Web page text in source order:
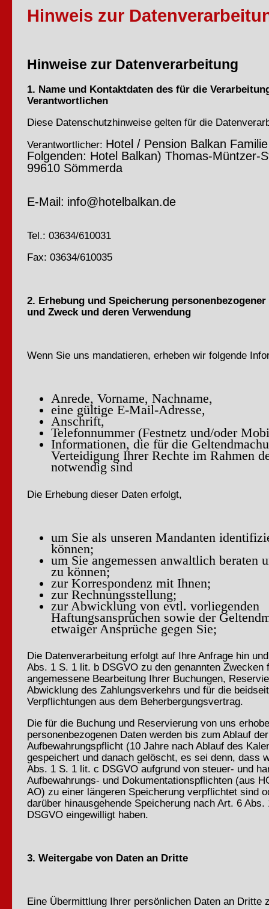
Hinweis zur
Hinweise zur Datenverarbeitung
1. Name und Kontaktdaten des für die
Verantwortlichen
Diese Datenschutzhinweise gelten für die
Verantwortlicher: Hotel / Pension Balkan
Folgenden: Hotel Balkan) Thomas-Müntzer-
99610 Sömmerda
E-Mail: info@hotelbalkan.de
Tel.: 03634/610031
Fax: 03634/610035
2. Erhebung und Speicherung
und Zweck und deren Verwendung
Wenn Sie uns mandatieren, erheben wir folgende
Anrede, Vorname, Nachname,
eine gültige E-Mail-Adresse,
Anschrift,
Telefonnummer (Festnetz und/oder
Informationen, die für die
Verteidigung Ihrer Rechte im Rahmen
notwendig sind
Die Erhebung dieser Daten erfolgt,
um Sie als unseren Mandanten
können;
um Sie angemessen anwaltlich beraten
zu können;
zur Korrespondenz mit Ihnen;
zur Rechnungsstellung;
zur Abwicklung von evtl. vorliegenden
Haftungsansprüchen sowie der
etwaiger Ansprüche gegen Sie;
Die Datenverarbeitung erfolgt auf Ihre Anfrage hin
Abs. 1 S. 1 lit. b DSGVO zu den genannten Zwecken
angemessene Bearbeitung Ihrer Buchungen,
Abwicklung des Zahlungsverkehrs und für die
Verpflichtungen aus dem Beherbergungsvertrag.
Die für die Buchung und Reservierung von uns
personenbezogenen Daten werden bis zum Ablauf
Aufbewahrungspflicht (10 Jahre nach Ablauf des
gespeichert und danach gelöscht, es sei denn, dass
Abs. 1 S. 1 lit. c DSGVO aufgrund von steuer- und
Aufbewahrungs- und Dokumentationspflichten (aus
AO) zu einer längeren Speicherung verpflichtet sind
darüber hinausgehende Speicherung nach Art. 6
DSGVO eingewilligt haben.
3. Weitergabe von Daten an Dritte
Eine Übermittlung Ihrer persönlichen Daten an Dritte